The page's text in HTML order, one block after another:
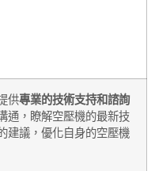
供專業的技術支持和諮詢
通，瞭解空壓機的最新技
建議，優化自身的空壓機